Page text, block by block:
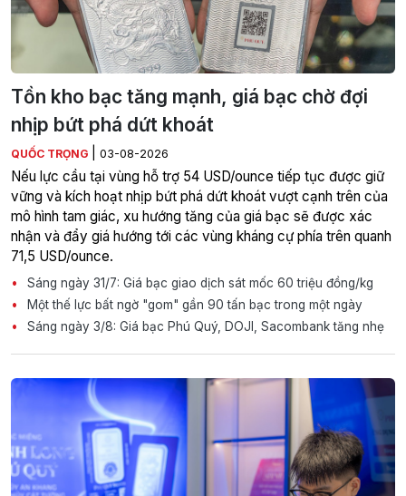
Tồn kho bạc tăng mạnh, giá bạc chờ đợi
nhịp bứt phá dứt khoát
QUỐC TRỌNG 03-08-2026
Nếu lực cầu tại vùng hỗ trợ 54 USD/ounce tiếp tục được giữ
vững và kích hoạt nhịp bứt phá dứt khoát vượt cạnh trên của
mô hình tam giác, xu hướng tăng của giá bạc sẽ được xác
nhận và đẩy giá hướng tới các vùng kháng cự phía trên quanh
71,5 USD/ounce.
Sáng ngày 31/7: Giá bạc giao dịch sát mốc 60 triệu đồng/kg
Một thế lực bất ngờ "gom" gần 90 tấn bạc trong một ngày
Sáng ngày 3/8: Giá bạc Phú Quý, DOJI, Sacombank tăng nhẹ